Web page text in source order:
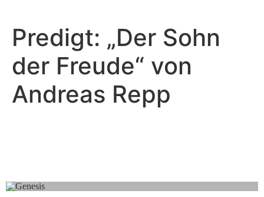
Predigt: „Der Sohn
der Freude“ von
Andreas Repp
Audio-Player